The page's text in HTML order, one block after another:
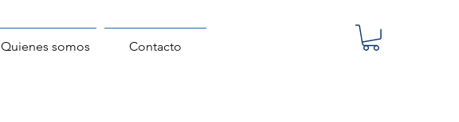
Quienes somos Contacto